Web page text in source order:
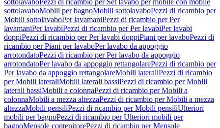
sottolavaboPezzi di ricambio per Set lavabo per mobile con mobile
sottolavaboMobili per bagnoMobili sottolavaboPezzi di ricambio per
Mobili sottolavaboPer lavamaniPezzi di ricambio per Per
lavamaniPer lavabiPezzi di ricambio per Per lavabiPer lavabi
doppiPezzi di ricambio per Per lavabi doppiPiani per lavaboPezzi di
ricambio per Piani per lavaboPer lavabo da appoggio
arrotondatoPezzi di ricambio per Per lavabo da appoggio
arrotondatoPer lavabo da appoggio rettangolarePezzi di ricambio per
Per lavabo da appoggio rettangolareMobili lateraliPezzi di ricambio
per Mobili lateraliMobili laterali bassiPezzi di ricambio per Mobili
laterali bassiMobili a colonnaPezzi di ricambio per Mobili a
colonnaMobili a mezza altezzaPezzi di ricambio per Mobili a mezza
altezzaMobili pensiliPezzi di ricambio per Mobili pensiliUlteriori
mobili per bagnoPezzi di ricambio per Ulteriori mobili per
bagnoMensole contenitorePezzi di ricambio per Mensole